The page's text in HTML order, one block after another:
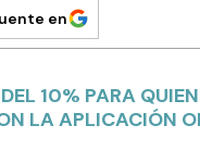
en
10% PARA
LA APLICACIÓN